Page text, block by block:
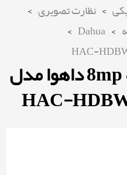
> نظارت تصویری >
>
Dahua
>
HAC-
دوربین مداربسته 8mp داهوا مدل
HAC-